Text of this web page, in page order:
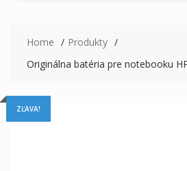
Home
Produkty
Originálna batéria pre notebooku
ZĽAVA!